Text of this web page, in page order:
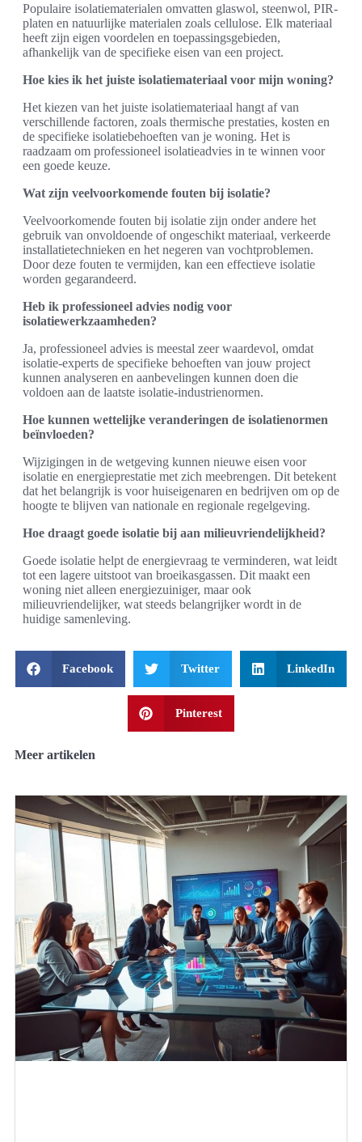
Populaire isolatiematerialen omvatten glaswol, steenwol, PIR-
platen en natuurlijke materialen zoals cellulose. Elk materiaal
heeft zijn eigen voordelen en toepassingsgebieden,
afhankelijk van de specifieke eisen van een project.
Hoe kies ik het juiste isolatiemateriaal voor mijn woning?
Het kiezen van het juiste isolatiemateriaal hangt af van
verschillende factoren, zoals thermische prestaties, kosten en
de specifieke isolatiebehoeften van je woning. Het is
raadzaam om professioneel isolatieadvies in te winnen voor
een goede keuze.
Wat zijn veelvoorkomende fouten bij isolatie?
Veelvoorkomende fouten bij isolatie zijn onder andere het
gebruik van onvoldoende of ongeschikt materiaal, verkeerde
installatietechnieken en het negeren van vochtproblemen.
Door deze fouten te vermijden, kan een effectieve isolatie
worden gegarandeerd.
Heb ik professioneel advies nodig voor
isolatiewerkzaamheden?
Ja, professioneel advies is meestal zeer waardevol, omdat
isolatie-experts de specifieke behoeften van jouw project
kunnen analyseren en aanbevelingen kunnen doen die
voldoen aan de laatste isolatie-industrienormen.
Hoe kunnen wettelijke veranderingen de isolatienormen
beïnvloeden?
Wijzigingen in de wetgeving kunnen nieuwe eisen voor
isolatie en energieprestatie met zich meebrengen. Dit betekent
dat het belangrijk is voor huiseigenaren en bedrijven om op de
hoogte te blijven van nationale en regionale regelgeving.
Hoe draagt goede isolatie bij aan milieuvriendelijkheid?
Goede isolatie helpt de energievraag te verminderen, wat leidt
tot een lagere uitstoot van broeikasgassen. Dit maakt een
woning niet alleen energiezuiniger, maar ook
milieuvriendelijker, wat steeds belangrijker wordt in de
huidige samenleving.
Facebook Twitter LinkedIn
Pinterest
Meer artikelen